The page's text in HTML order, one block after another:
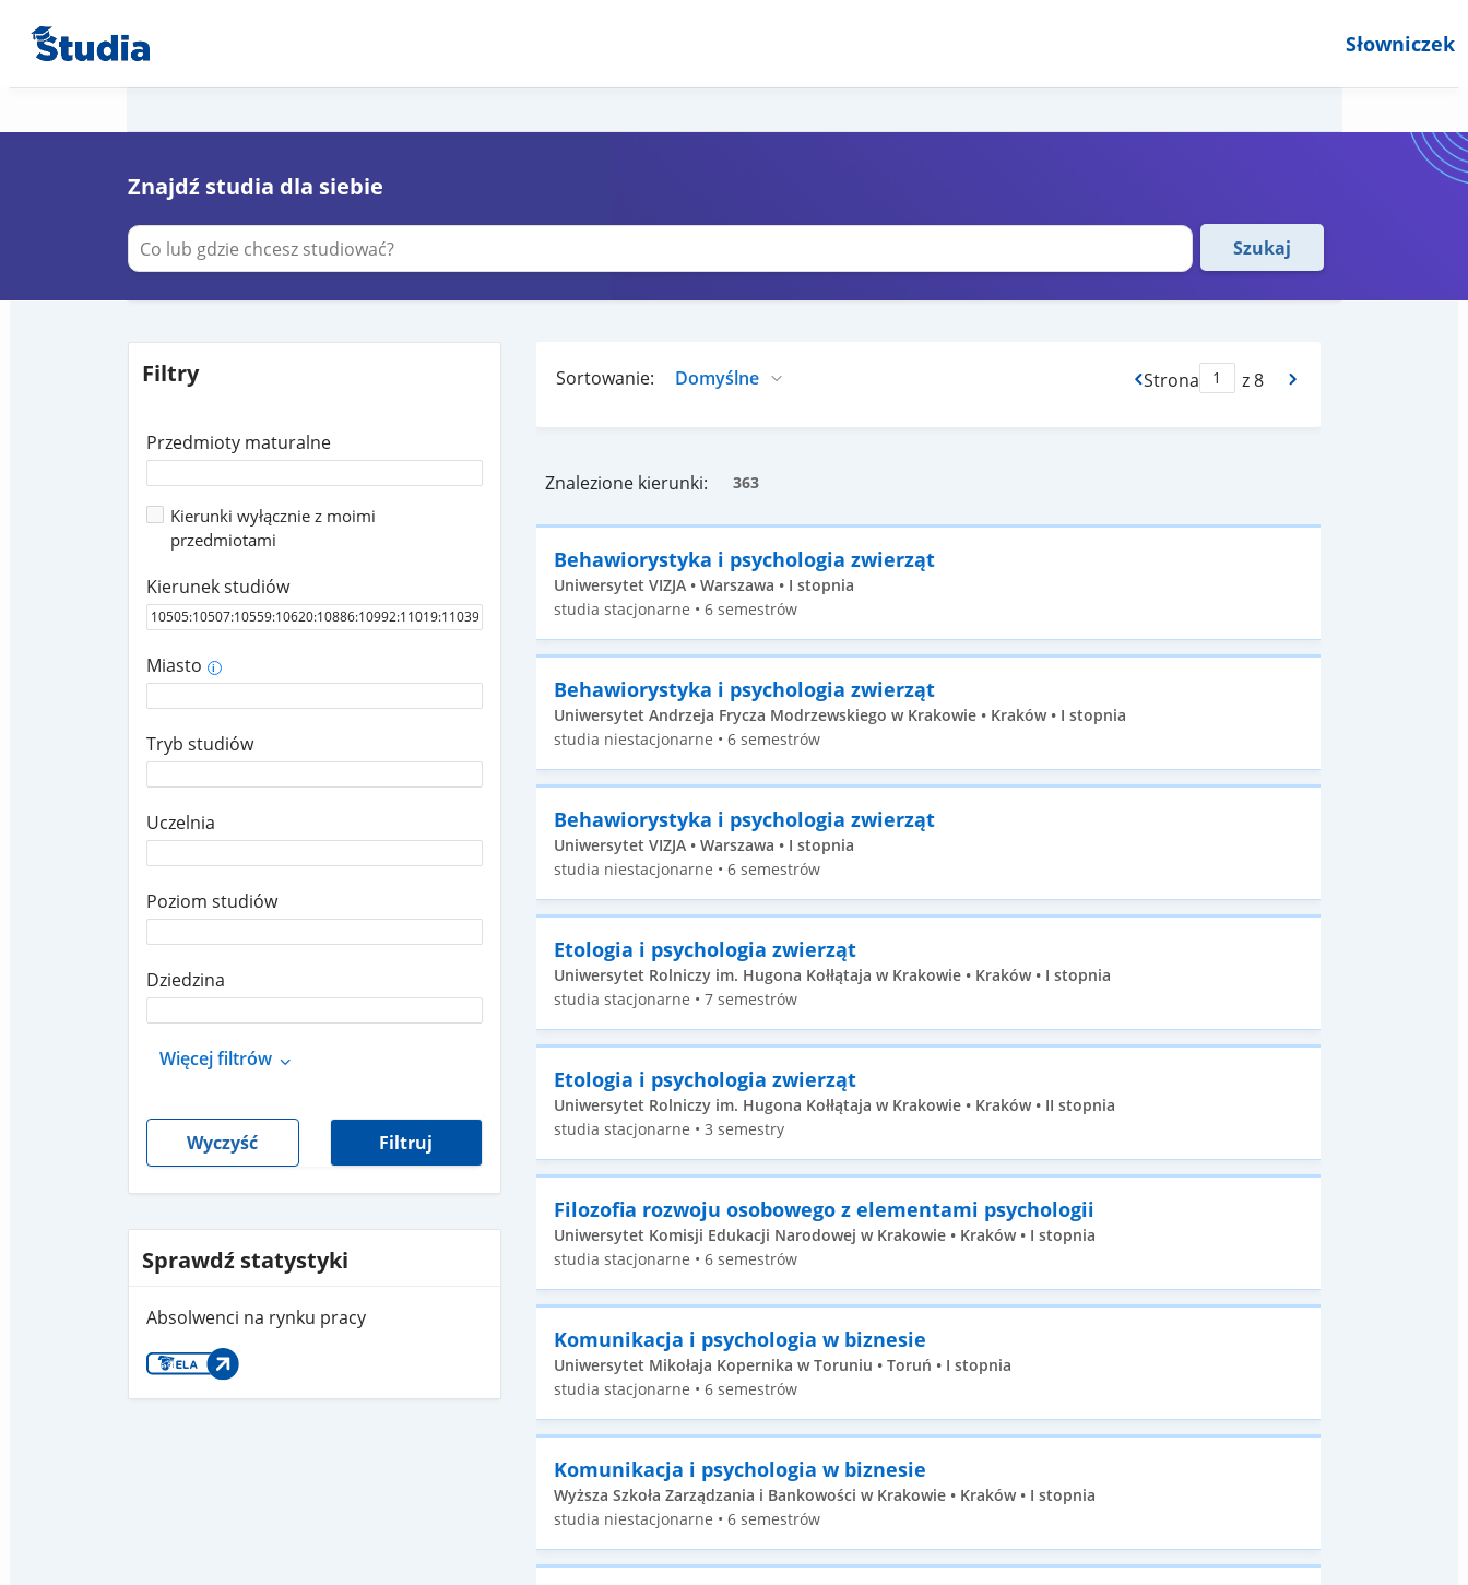
Słowniczek
Znajdź studia dla siebie
Szukaj
Filtry
Przedmioty maturalne
Kierunki wyłącznie z moimi
przedmiotami
Kierunek studiów
Miasto i
Tryb studiów
Uczelnia
Poziom studiów
Dziedzina
Więcej filtrów
Wyczyść Filtruj
Sprawdź statystyki
Absolwenci na rynku pracy
Sortowanie: Strona z 8
Znalezione kierunki: 363
Behawiorystyka i psychologia zwierząt
Uniwersytet VIZJA • Warszawa • I stopnia
studia stacjonarne • 6 semestrów
Behawiorystyka i psychologia zwierząt
Uniwersytet Andrzeja Frycza Modrzewskiego w Krakowie • Kraków • I stopnia
studia niestacjonarne • 6 semestrów
Behawiorystyka i psychologia zwierząt
Uniwersytet VIZJA • Warszawa • I stopnia
studia niestacjonarne • 6 semestrów
Etologia i psychologia zwierząt
Uniwersytet Rolniczy im. Hugona Kołłątaja w Krakowie • Kraków • I stopnia
studia stacjonarne • 7 semestrów
Etologia i psychologia zwierząt
Uniwersytet Rolniczy im. Hugona Kołłątaja w Krakowie • Kraków • II stopnia
studia stacjonarne • 3 semestry
Filozofia rozwoju osobowego z elementami psychologii
Uniwersytet Komisji Edukacji Narodowej w Krakowie • Kraków • I stopnia
studia stacjonarne • 6 semestrów
Komunikacja i psychologia w biznesie
Uniwersytet Mikołaja Kopernika w Toruniu • Toruń • I stopnia
studia stacjonarne • 6 semestrów
Komunikacja i psychologia w biznesie
Wyższa Szkoła Zarządzania i Bankowości w Krakowie • Kraków • I stopnia
studia niestacjonarne • 6 semestrów